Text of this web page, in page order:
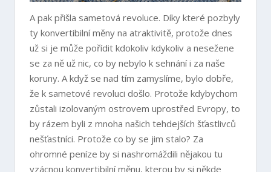
A pak přišla sametová revoluce. Díky které pozbyly
ty konvertibilní měny na atraktivitě, protože dnes
už si je může pořídit kdokoliv kdykoliv a nesežene
se za ně už nic, co by nebylo k sehnání i za naše
koruny. A když se nad tím zamyslíme, bylo dobře,
že k sametové revoluci došlo. Protože kdybychom
zůstali izolovaným ostrovem uprostřed Evropy, to
by rázem byli z mnoha našich tehdejších šťastlivců
nešťastníci. Protože co by se jim stalo? Za
ohromné peníze by si nashromáždili nějakou tu
vzácnou konvertibilní měnu, kterou by si někde